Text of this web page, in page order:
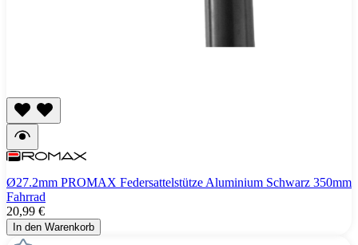
Ø27.2mm PROMAX Federsattelstütze Aluminium Schwarz 350mm
Fahrrad
20,99 €
In den Warenkorb